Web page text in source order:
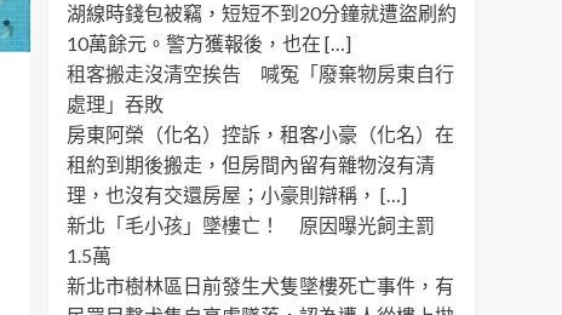
湖線時錢包被竊，短短不到20分鐘就遭盜刷約
10萬餘元。警方獲報後，也在 […]
租客搬走沒清空挨告 喊冤「廢棄物房東自行
處理」吞敗
房東阿榮（化名）控訴，租客小豪（化名）在
租約到期後搬走，但房間內留有雜物沒有清
理，也沒有交還房屋；小豪則辯稱， […]
新北「毛小孩」墜樓亡！ 原因曝光飼主罰
1.5萬
新北市樹林區日前發生犬隻墜樓死亡事件，有